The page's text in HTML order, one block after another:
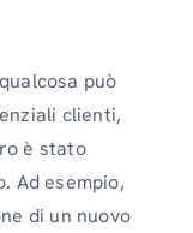
può
clienti,
è stato
Ad esempio,
di un nuovo